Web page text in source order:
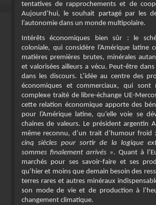
tentatives de rapprochements et de
Aujourd’hui, le souhait partagé par les
l’autonomie dans un monde multipolaire.
Intérêts économiques bien sûr : le
coloniale, qui considère l’Amérique latine
matières premières brutes, minérales
et valorisées ailleurs a vécu. Peut-être
dans les discours. L’idée au centre des
économiques et commerciaux, qui sont
complexe traité de libre-échange UE-
cette relation économique apporte des
pour l’Amérique latine, qu’elle voie se
chaines de valeurs. Le président argentin
même reconnu, d’un trait d’humour froid
cinq siècles pour sortir de la logique
sommes finalement arrivés ». Quant à
marchés pour ses savoir-faire et ses
qu’hier et moins que demain besoin des
terres rares et autres minéraux
son mode de vie et de production à
changement climatique.